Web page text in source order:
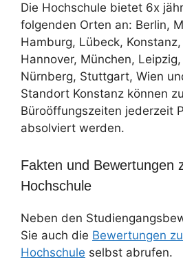
Die Hochschule bietet 6x
folgenden Orten an: Berlin,
Hamburg, Lübeck,
Hannover, München,
Nürnberg, Stuttgart, Wien
Standort Konstanz können
Büroöffungszeiten jederzeit
absolviert werden.
Fakten und Bewertungen
Hochschule
Neben den
Sie auch die Bewertungen
Hochschule selbst abrufen.